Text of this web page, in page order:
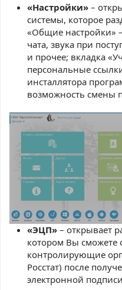
«Настройки» –
системы, которое
«Общие настройки»
чата, звука при
и прочее; вкладка
персональные
инсталлятора
возможность смены
«ЭЦП» – открывает
котором Вы сможете
контролирующие
Росстат) после
электронной